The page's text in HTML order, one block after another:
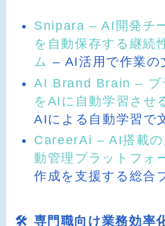
Snipara – AI開発チ
を自動保存する継続
ム – AI活用で作業の
AI Brand Brain – ブ
をAIに自動学習させ
AIによる自動学習で
CareerAi – AI搭載
動管理プラットフォ
作成を支援する総合
🛠️ 専門職向け業務効率